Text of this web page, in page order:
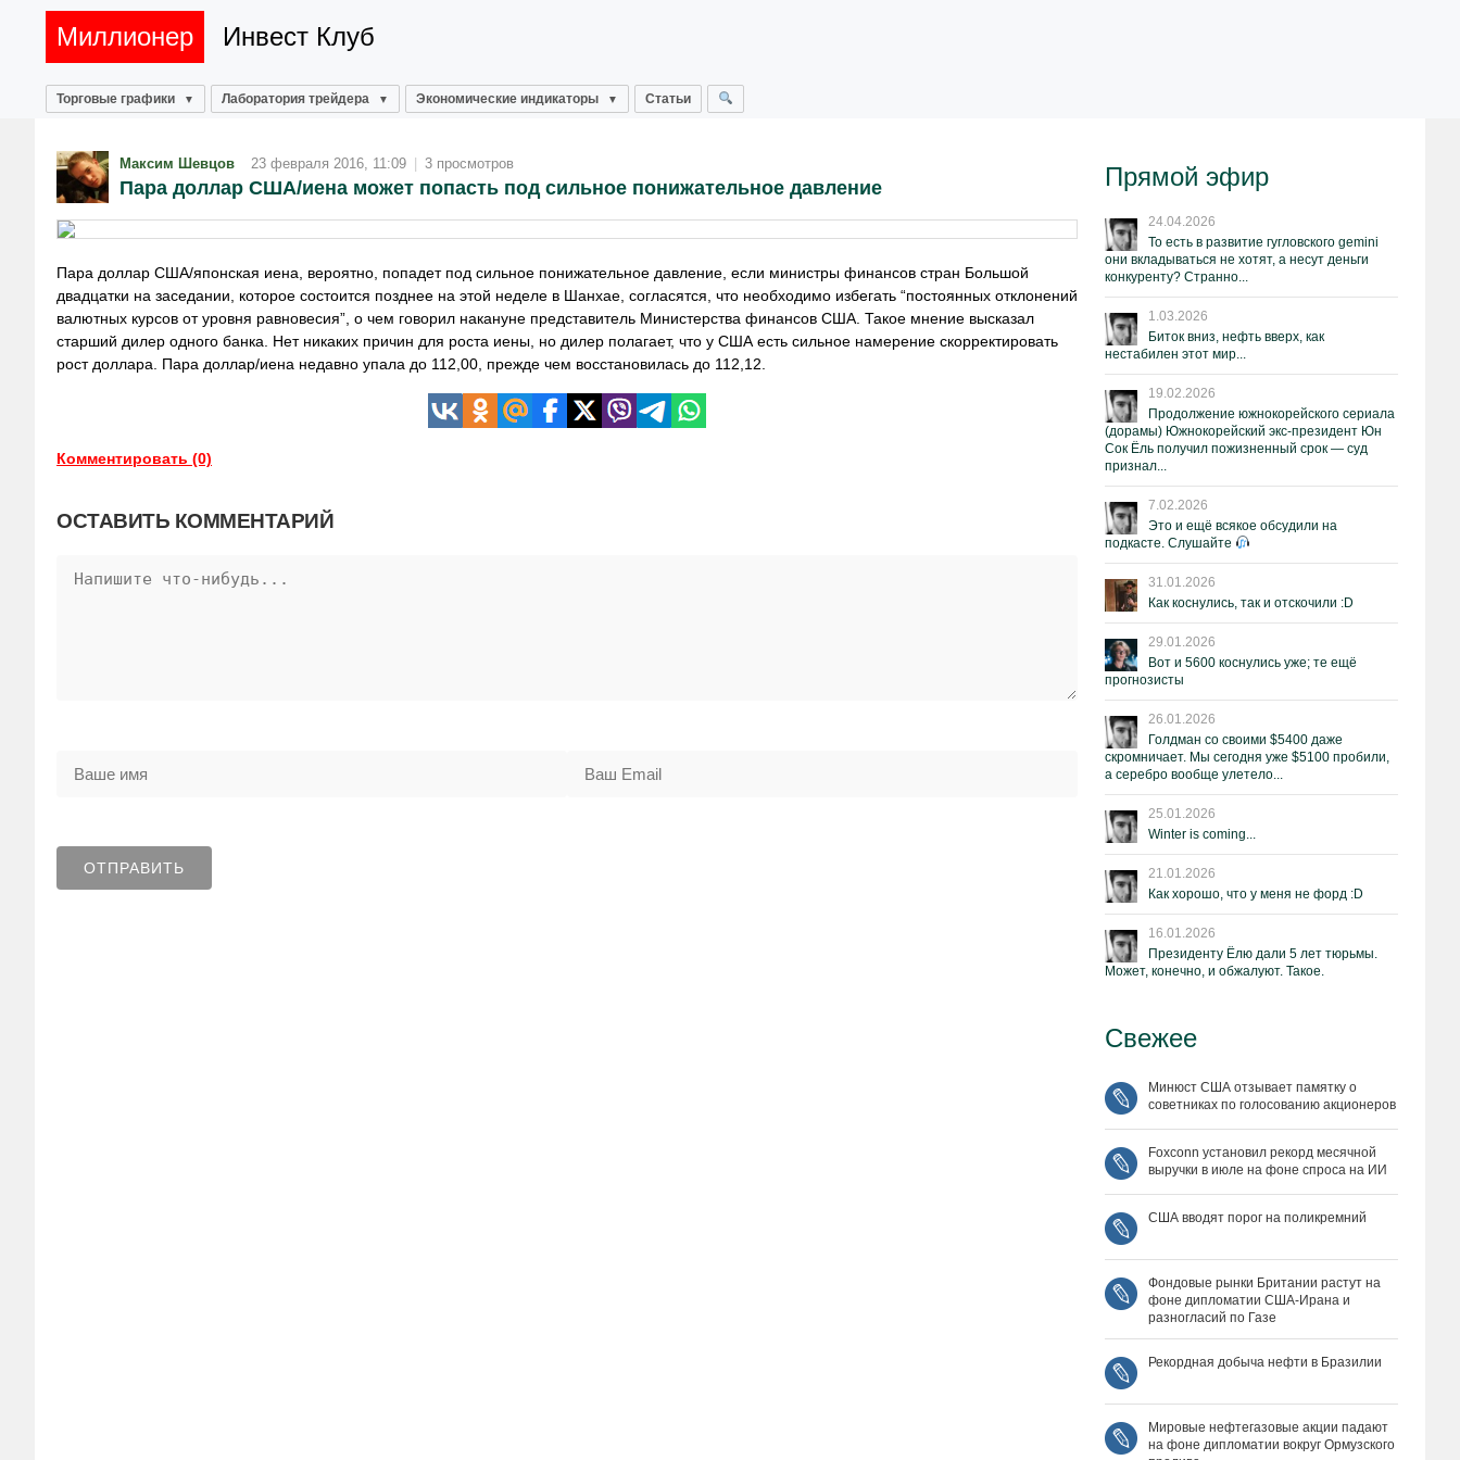
Миллионер Инвест Клуб
Торговые графики Лаборатория трейдера Экономические индикаторы Статьи
Максим Шевцов 23 февраля 2016, 11:09 | 3 просмотров
Пара доллар США/иена может попасть под сильное понижательное давление
Пара доллар США/японская иена, вероятно, попадет под сильное понижательное давление, если министры финансов стран Большой
двадцатки на заседании, которое состоится позднее на этой неделе в Шанхае, согласятся, что необходимо избегать “постоянных отклонений
валютных курсов от уровня равновесия”, о чем говорил накануне представитель Министерства финансов США. Такое мнение высказал
старший дилер одного банка. Нет никаких причин для роста иены, но дилер полагает, что у США есть сильное намерение скорректировать
рост доллара. Пара доллар/иена недавно упала до 112,00, прежде чем восстановилась до 112,12.
Комментировать (0)
ОСТАВИТЬ КОММЕНТАРИЙ
Прямой эфир
24.04.2026
То есть в развитие гугловского gemini
они вкладываться не хотят, а несут деньги
конкуренту? Странно...
1.03.2026
Биток вниз, нефть вверх, как
нестабилен этот мир...
19.02.2026
Продолжение южнокорейского сериала
(дорамы) Южнокорейский экс-президент Юн
Сок Ёль получил пожизненный срок — суд
признал...
7.02.2026
Это и ещё всякое обсудили на
подкасте. Слушайте
31.01.2026
Как коснулись, так и отскочили :D
29.01.2026
Вот и 5600 коснулись уже; те ещё
прогнозисты
26.01.2026
Голдман со своими $5400 даже
скромничает. Мы сегодня уже $5100 пробили,
а серебро вообще улетело...
25.01.2026
Winter is coming...
21.01.2026
Как хорошо, что у меня не форд :D
16.01.2026
Президенту Ёлю дали 5 лет тюрьмы.
Может, конечно, и обжалуют. Такое.
Свежее
Минюст США отзывает памятку о
советниках по голосованию акционеров
Foxconn установил рекорд месячной
выручки в июле на фоне спроса на ИИ
США вводят порог на поликремний
Фондовые рынки Британии растут на
фоне дипломатии США‑Ирана и
разногласий по Газе
Рекордная добыча нефти в Бразилии
Мировые нефтегазовые акции падают
на фоне дипломатии вокруг Ормузского